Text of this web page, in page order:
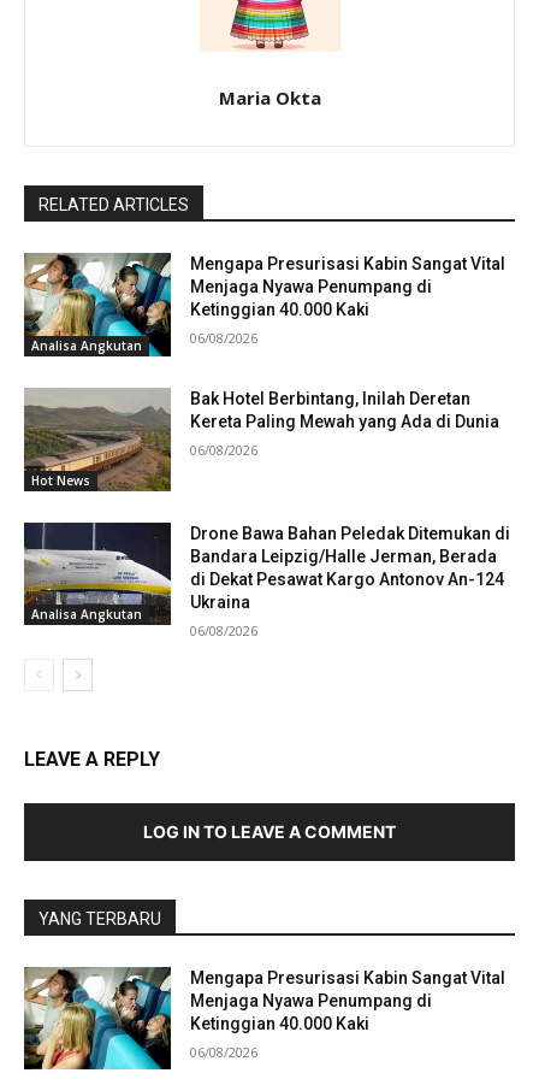
Maria Okta
RELATED ARTICLES
Analisa Angkutan
Mengapa Presurisasi Kabin Sangat Vital
Menjaga Nyawa Penumpang di
Ketinggian 40.000 Kaki
06/08/2026
Hot News
Bak Hotel Berbintang, Inilah Deretan
Kereta Paling Mewah yang Ada di Dunia
06/08/2026
Analisa Angkutan
Drone Bawa Bahan Peledak Ditemukan di
Bandara Leipzig/Halle Jerman, Berada
di Dekat Pesawat Kargo Antonov An-124
Ukraina
06/08/2026
LEAVE A REPLY
LOG IN TO LEAVE A COMMENT
YANG TERBARU
Mengapa Presurisasi Kabin Sangat Vital
Menjaga Nyawa Penumpang di
Ketinggian 40.000 Kaki
06/08/2026